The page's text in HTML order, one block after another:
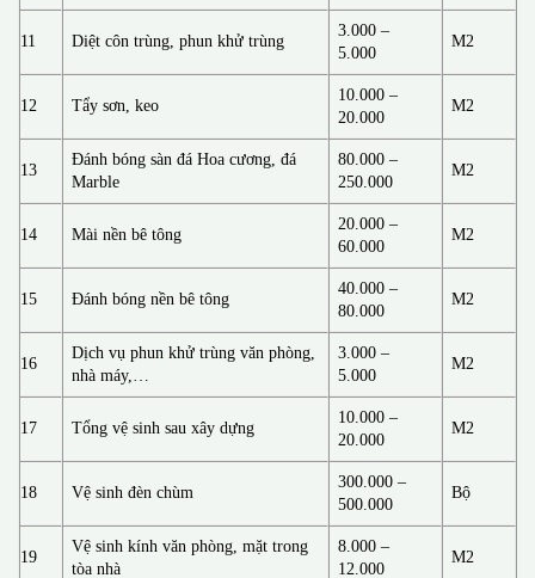
11 Diệt côn trùng, phun khử trùng
3.000 –
5.000
M2
12 Tẩy sơn, keo
10.000 –
20.000
M2
13
Đánh bóng sàn đá Hoa cương, đá
Marble
80.000 –
250.000
M2
14 Mài nền bê tông
20.000 –
60.000
M2
15 Đánh bóng nền bê tông
40.000 –
80.000
M2
16
Dịch vụ phun khử trùng văn phòng,
nhà máy,…
3.000 –
5.000
M2
17 Tổng vệ sinh sau xây dựng
10.000 –
20.000
M2
18 Vệ sinh đèn chùm
300.000 –
500.000
Bộ
19
Vệ sinh kính văn phòng, mặt trong
tòa nhà
8.000 –
12.000
M2